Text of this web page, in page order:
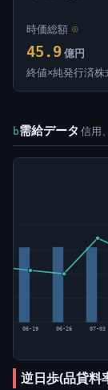
時価総額 ⊙
45.9 億円
終値×純発行済株
b需給データ 信用
06-19 06-26 07-03
逆日歩(品貸料